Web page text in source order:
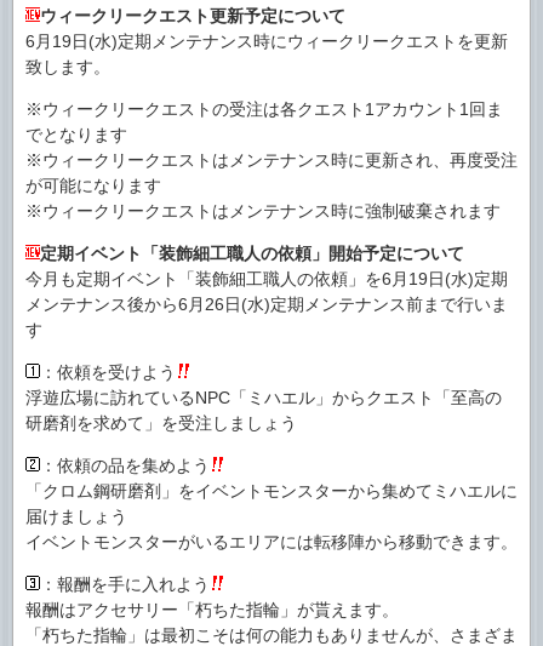
ウィークリークエスト更新予定について
6月19日(水)定期メンテナンス時にウィークリークエストを更新
致します。
※ウィークリークエストの受注は各クエスト1アカウント1回ま
でとなります
※ウィークリークエストはメンテナンス時に更新され、再度受注
が可能になります
※ウィークリークエストはメンテナンス時に強制破棄されます
定期イベント「装飾細工職人の依頼」開始予定について
今月も定期イベント「装飾細工職人の依頼」を6月19日(水)定期
メンテナンス後から6月26日(水)定期メンテナンス前まで行いま
す
：依頼を受けよう
浮遊広場に訪れているNPC「ミハエル」からクエスト「至高の
研磨剤を求めて」を受注しましょう
：依頼の品を集めよう
「クロム鋼研磨剤」をイベントモンスターから集めてミハエルに
届けましょう
イベントモンスターがいるエリアには転移陣から移動できます。
：報酬を手に入れよう
報酬はアクセサリー「朽ちた指輪」が貰えます。
「朽ちた指輪」は最初こそは何の能力もありませんが、さまざま